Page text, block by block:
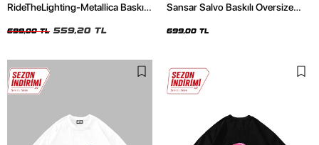
RideTheLighting-Metallica Baskılı
Tshirt
699,00 TL 559,20 TL
Sansar Salvo Baskılı Oversize
699,00 TL